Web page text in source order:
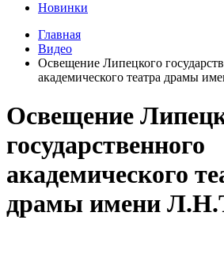
Новинки
Главная
Видео
Освещение Липецкого
академического театра драмы
Освещение
государственного
академического
драмы имени